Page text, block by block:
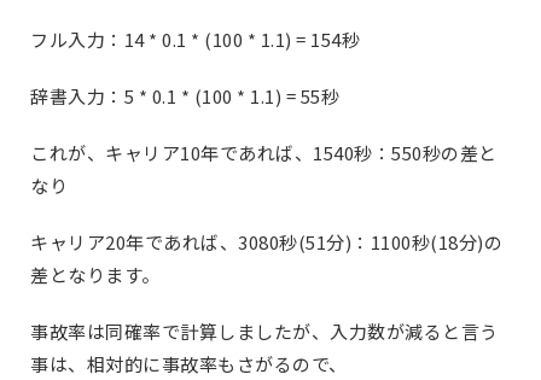
フル入力：14 * 0.1 * (100 * 1.1) = 154秒
辞書入力：5 * 0.1 * (100 * 1.1) = 55秒
これが、キャリア10年であれば、1540秒：550秒の差と
なり
キャリア20年であれば、3080秒(51分)：1100秒(18分)の
差となります。
事故率は同確率で計算しましたが、入力数が減ると言う
事は、相対的に事故率もさがるので、